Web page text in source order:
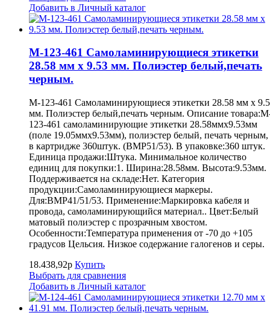
Добавить в Личный каталог
M-123-461 Самоламинирующиеся этикетки
28.58 мм х 9.53 мм. Полиэстер белый,печать
черным.
M-123-461 Самоламинирующиеся этикетки 28.58 мм х
мм. Полиэстер белый,печать черным. Описание
123-461 самоламинирующие этикетки 28.58ммх9.53мм
(поле 19.05ммх9.53мм), полиэстер белый, печать черным,
в картридже 360штук. (BMP51/53). В упаковке:360 штук.
Единица продажи:Штука. Минимальное количество
единиц для покупки:1. Ширина:28.58мм. Высота:9.53мм.
Поддерживается на складе:Нет. Категория
продукции:Самоламинирующиеся маркеры.
Для:BMP41/51/53. Применение:Маркировка кабеля и
провода, самоламинирующийся материал.. Цвет:Белый
матовый полиэстер с прозрачным хвостом.
Особенности:Температура применения от -70 до +105
градусов Цельсия. Низкое содержание галогенов и серы.
18.438,92р Купить
Выбрать для сравнения
Добавить в Личный каталог